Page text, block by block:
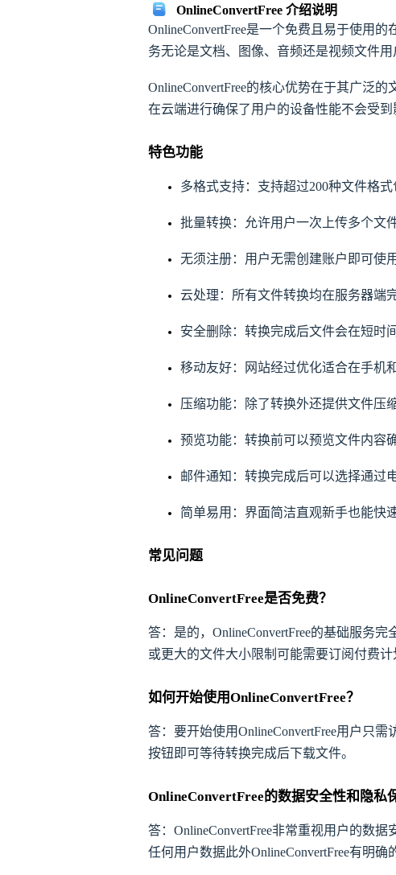
OnlineConvertFree 介绍说明
OnlineConvertFree是一个免费且易于使用
务无论是文档、图像、音频还是视频文件用
OnlineConvertFree的核心优势在于其广泛
在云端进行确保了用户的设备性能不会受到
特色功能
多格式支持：支持超过200种文件格
批量转换：允许用户一次上传多个文
无须注册：用户无需创建账户即可使
云处理：所有文件转换均在服务器端
安全删除：转换完成后文件会在短时
移动友好：网站经过优化适合在手机
压缩功能：除了转换外还提供文件压
预览功能：转换前可以预览文件内容
邮件通知：转换完成后可以选择通过
简单易用：界面简洁直观新手也能快
常见问题
OnlineConvertFree是否免费？
答：是的，OnlineConvertFree的基础服务
或更大的文件大小限制可能需要订阅付费计
如何开始使用OnlineConvertFree？
答：要开始使用OnlineConvertFree用户只
按钮即可等待转换完成后下载文件。
OnlineConvertFree的数据安全性和隐私
答：OnlineConvertFree非常重视用户的数
任何用户数据此外OnlineConvertFree有明